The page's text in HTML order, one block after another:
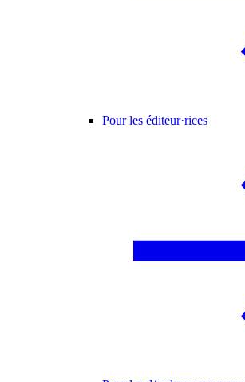
Pour les éditeur·rices